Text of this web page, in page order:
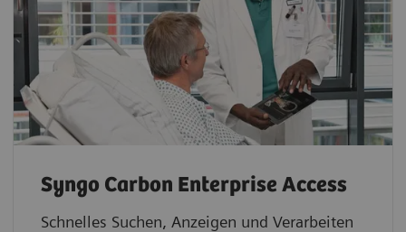
Syngo Carbon Enterprise Access
Schnelles Suchen, Anzeigen und Verarbeiten